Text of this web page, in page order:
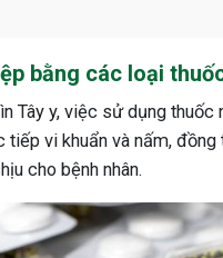
bằng các loại
Tây y, việc sử dụng
tiếp vi khuẩn và nấm,
cho bệnh nhân.